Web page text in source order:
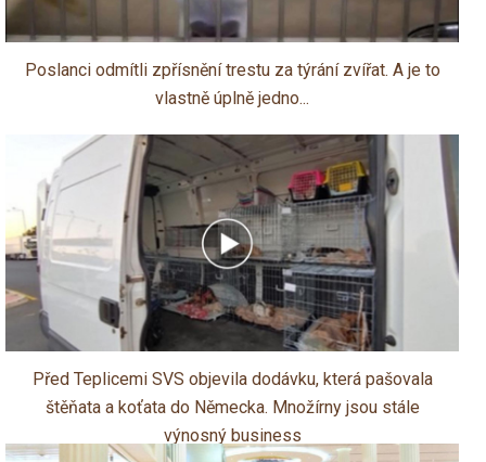
Poslanci odmítli zpřísnění trestu za týrání zvířat. A je to
vlastně úplně jedno...
Před Teplicemi SVS objevila dodávku, která pašovala
štěňata a koťata do Německa. Množírny jsou stále
výnosný business